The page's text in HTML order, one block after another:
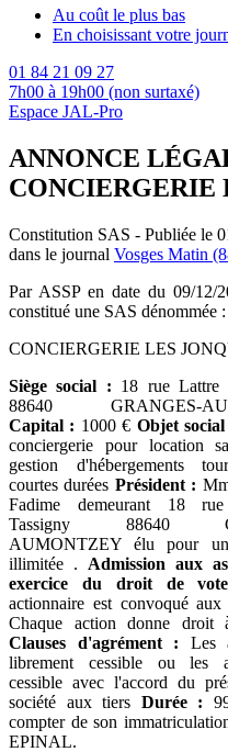
Au coût le plus bas
En choisissant votre
01 84 21 09 27
7h00 à 19h00 (non surtaxé)
Espace JAL-Pro
ANNONCE
CONCIERGERIE
Constitution SAS - Publiée le
dans le journal Vosges Matin
Par ASSP en date du 09/12/
constitué une SAS dénommée :
CONCIERGERIE LES
Siège social : 18 rue Lattre
88640 GRANGES-
Capital : 1000 € Objet
conciergerie pour location
gestion d'hébergements
courtes durées Président :
Fadime demeurant 18
Tassigny 88640
AUMONTZEY élu pour
illimitée . Admission aux
exercice du droit de
actionnaire est convoqué aux
Chaque action donne droit
Clauses d'agrément : Les
librement cessible ou les
cessible avec l'accord du
société aux tiers Durée :
compter de son
EPINAL.